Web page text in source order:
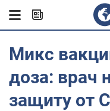
Микс
доза: врач
защиту от